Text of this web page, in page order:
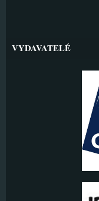
VYDAVATELÉ